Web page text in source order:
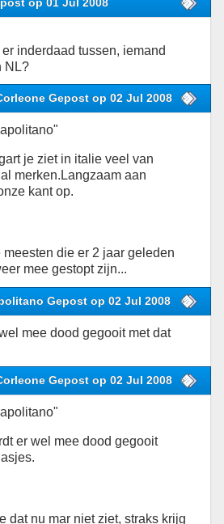
inderdaad tussen, iemand
NL?
Gepost op 02 Jul 2008
je ziet in italie veel van
merken.Langzaam aan
kant op.
die er 2 jaar geleden
mee gestopt zijn...
Gepost op 02 Jul 2008
mee dood gegooit met dat
Gepost op 02 Jul 2008
er wel mee dood gegooit
dat nu mar niet ziet, straks krijg